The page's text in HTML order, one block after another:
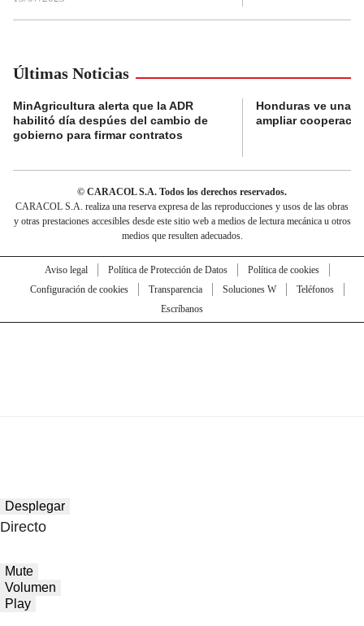
Últimas Noticias
MinAgricultura alerta que la ADR
habilitó día despúes del cambio de
gobierno para firmar contratos
Honduras ve una
ampliar
© CARACOL S.A. Todos los derechos reservados.
CARACOL S.A. realiza una reserva expresa de las reproducciones y usos de las obras
y otras prestaciones accesibles desde este sitio web a medios de lectura mecánica u otros
medios que resulten adecuados.
Aviso legal Política de Protección de Datos
Política de cookies
Configuración de cookies
Transparencia Soluciones W
Teléfonos
Escríbanos
Desplegar
Directo
Mute
Volumen
Play